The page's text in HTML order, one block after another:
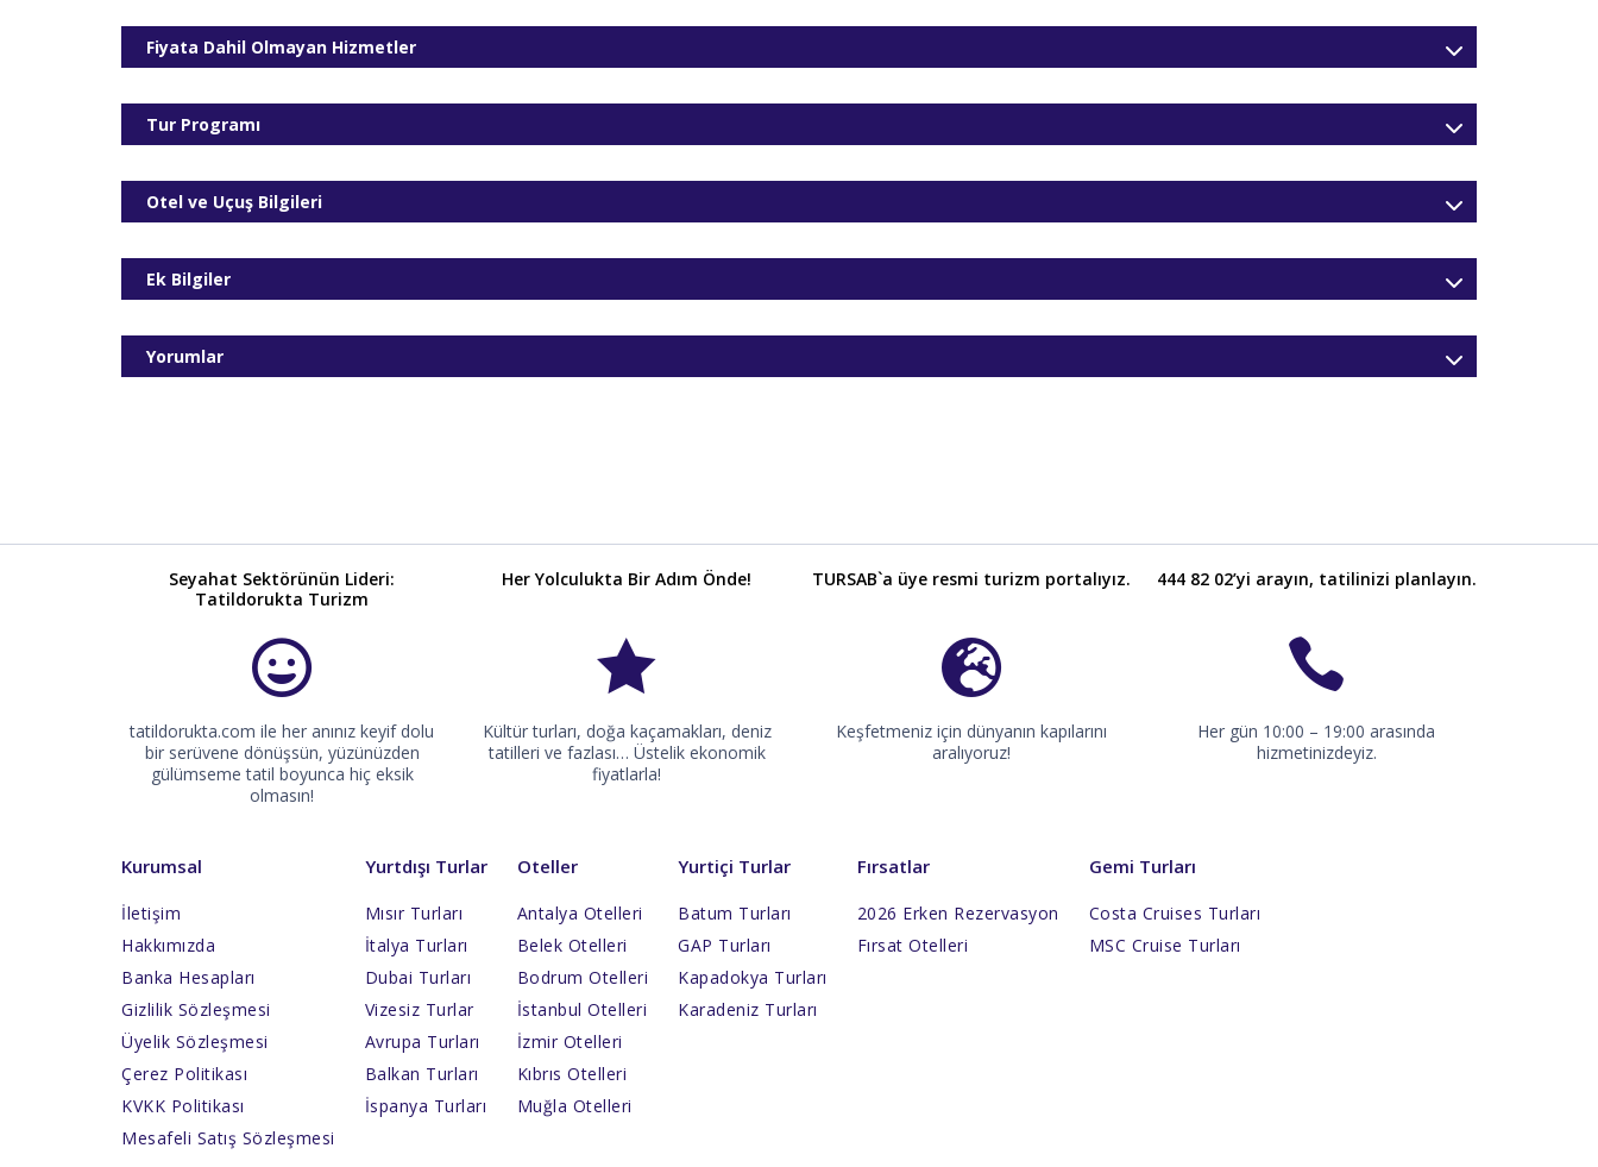
Fiyata Dahil Olmayan Hizmetler
Tur Programı
Otel ve Uçuş Bilgileri
Ek Bilgiler
Yorumlar
Seyahat Sektörünün Lideri:
Tatildorukta Turizm
tatildorukta.com ile her anınız keyif dolu
bir serüvene dönüşsün, yüzünüzden
gülümseme tatil boyunca hiç eksik
olmasın!
Her Yolculukta Bir Adım Önde!
Kültür turları, doğa kaçamakları, deniz
tatilleri ve fazlası… Üstelik ekonomik
fiyatlarla!
TURSAB`a üye resmi turizm portalıyız.
Keşfetmeniz için dünyanın kapılarını
aralıyoruz!
444 82 02’yi arayın, tatilinizi planlayın.
Her gün 10:00 – 19:00 arasında
hizmetinizdeyiz.
Kurumsal
İletişim
Hakkımızda
Banka Hesapları
Gizlilik Sözleşmesi
Üyelik Sözleşmesi
Çerez Politikası
KVKK Politikası
Mesafeli Satış Sözleşmesi
Yurtdışı Turlar
Mısır Turları
İtalya Turları
Dubai Turları
Vizesiz Turlar
Avrupa Turları
Balkan Turları
İspanya Turları
Oteller
Antalya Otelleri
Belek Otelleri
Bodrum Otelleri
İstanbul Otelleri
İzmir Otelleri
Kıbrıs Otelleri
Muğla Otelleri
Yurtiçi Turlar
Batum Turları
GAP Turları
Kapadokya Turları
Karadeniz Turları
Fırsatlar
2026 Erken Rezervasyon
Fırsat Otelleri
Gemi Turları
Costa Cruises Turları
MSC Cruise Turları